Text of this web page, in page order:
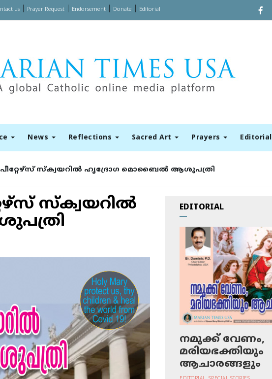
us| Prayer Request| Endorsement| Donate Editorial
News Reflections Sacred Art Prayers Editorial
പീറ്റേഴ്‌സ് സ്‌ക്വയറില്‍ ഹൃദ്രോഗ മൊബൈല്‍ ആശുപത്രി
സ്‌ക്വയറില്‍
EDITORIAL
നമുക്ക് വേണം,
മരിയഭക്തിയും
ആചാരങ്ങളും